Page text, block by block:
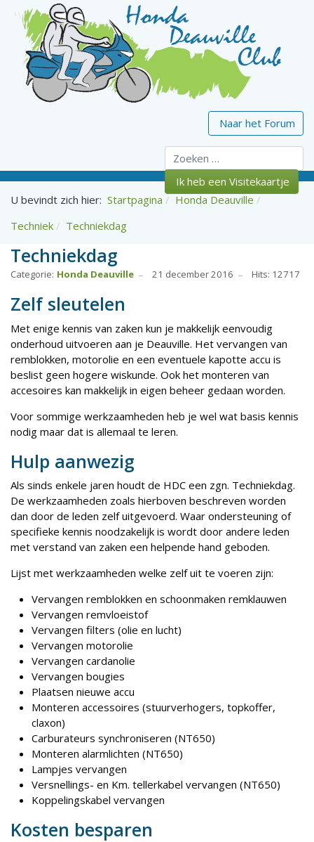
Naar het Forum
Zoeken
Ik heb een Visitekaartje
U bevindt zich hier: Startpagina
Honda Deauville
Techniek
Techniekdag
Techniekdag
Categorie: Honda Deauville 21 december 2016 Hits: 12717
Zelf sleutelen
Met enige kennis van zaken kun je makkelijk eenvoudig
onderhoud uitvoeren aan je Deauville. Het vervangen van
remblokken, motorolie en een eventuele kapotte accu is
beslist geen hogere wiskunde. Ook het monteren van
accesoires kan makkelijk in eigen beheer gedaan worden.
Voor sommige werkzaamheden heb je wel wat basis kennis
nodig maar dat is allemaal te leren.
Hulp aanwezig
Als sinds enkele jaren houdt de HDC een zgn. Techniekdag.
De werkzaamheden zoals hierboven beschreven worden
dan door de leden zelf uitgevoerd. Waar ondersteuning of
specifieke kennis noodzakelijk is wordt door andere leden
met verstand van zaken een helpende hand geboden.
Lijst met werkzaamheden welke zelf uit te voeren zijn:
Vervangen remblokken en schoonmaken remklauwen
Vervangen remvloeistof
Vervangen filters (olie en lucht)
Vervangen motorolie
Vervangen cardanolie
Vervangen bougies
Plaatsen nieuwe accu
Monteren accessoires (stuurverhogers, topkoffer,
claxon)
Carburateurs synchroniseren (NT650)
Monteren alarmlichten (NT650)
Lampjes vervangen
Versnellings- en Km. tellerkabel vervangen (NT650)
Koppelingskabel vervangen
Kosten besparen